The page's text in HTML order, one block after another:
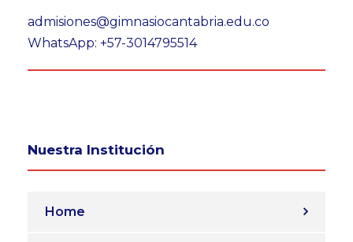
admisiones@gimnasiocantabria.edu.co
WhatsApp: +57-3014795514
Nuestra Institución
Home